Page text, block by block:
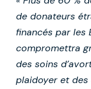
de donateurs
financés par les
compromettra
des soins
plaidoyer et des